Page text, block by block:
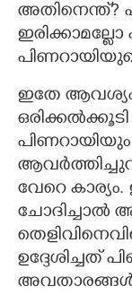
അതിനെന്ത്?
ഇതേ
പിണറായിയും
വേറെ
ചോദിച്ചാൽ
ഉദ്ദേശിച്ചത്
അവതാരങ്ങൾ